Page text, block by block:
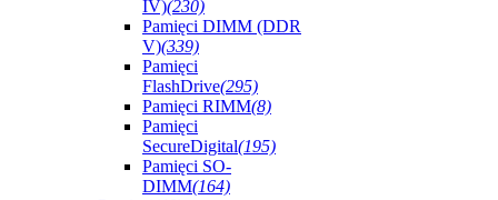
IV)(230)
Pamięci DIMM (DDR
V)(339)
Pamięci
FlashDrive(295)
Pamięci RIMM(8)
Pamięci
SecureDigital(195)
Pamięci SO-
DIMM(164)